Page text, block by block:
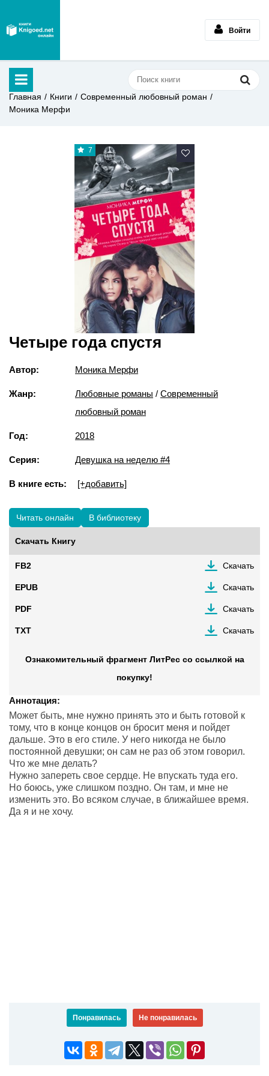
Войти
Главная Книги
Современный любовный роман
Моника Мерфи
7
Четыре года спустя
Автор: Моника Мерфи
Жанр: Любовные романы / Современный
любовный роман
Год: 2018
Серия: Девушка на неделю #4
В книге есть: [+добавить]
Читать онлайн В библиотеку
Скачать Книгу
FB2 Скачать
EPUB Скачать
PDF Скачать
TXT Скачать
Ознакомительный фрагмент ЛитРес со ссылкой на
покупку!
Аннотация:
Может быть, мне нужно принять это и быть готовой к
тому, что в конце концов он бросит меня и пойдет
дальше. Это в его стиле. У него никогда не было
постоянной девушки; он сам не раз об этом говорил.
Что же мне делать?
Нужно запереть свое сердце. Не впускать туда его.
Но боюсь, уже слишком поздно. Он там, и мне не
изменить это. Во всяком случае, в ближайшее время.
Да я и не хочу.
Понравилась Не понравилась